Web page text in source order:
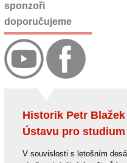
Historik Petr
Ústavu pro
V souvislosti s letošním
sponzoři
doporučujeme